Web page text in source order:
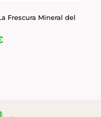
Frescura Mineral del